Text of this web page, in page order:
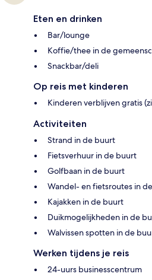
Eten en drinken
Bar/lounge
Koffie/thee in de
Snackbar/deli
Op reis met kinderen
Kinderen verblijven gratis
Activiteiten
Strand in de buurt
Fietsverhuur in de buurt
Golfbaan in de buurt
Wandel- en fietsroutes in
Kajakken in de buurt
Duikmogelijkheden in de
Walvissen spotten in de
Werken tijdens je reis
24-uurs businesscentrum